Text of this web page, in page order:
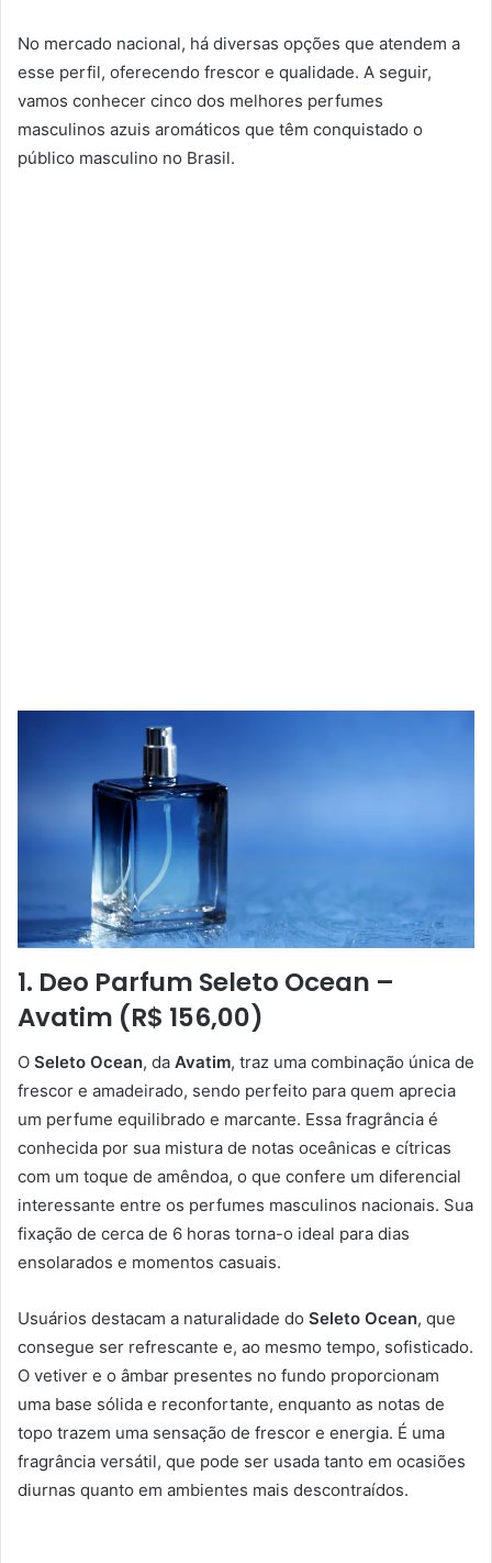
No mercado nacional, há diversas opções que atendem a
esse perfil, oferecendo frescor e qualidade. A seguir,
vamos conhecer cinco dos melhores perfumes
masculinos azuis aromáticos que têm conquistado o
público masculino no Brasil.
1. Deo Parfum Seleto Ocean –
Avatim (R$ 156,00)
O Seleto Ocean, da Avatim, traz uma combinação única de
frescor e amadeirado, sendo perfeito para quem aprecia
um perfume equilibrado e marcante. Essa fragrância é
conhecida por sua mistura de notas oceânicas e cítricas
com um toque de amêndoa, o que confere um diferencial
interessante entre os perfumes masculinos nacionais. Sua
fixação de cerca de 6 horas torna-o ideal para dias
ensolarados e momentos casuais.
Usuários destacam a naturalidade do Seleto Ocean, que
consegue ser refrescante e, ao mesmo tempo, sofisticado.
O vetiver e o âmbar presentes no fundo proporcionam
uma base sólida e reconfortante, enquanto as notas de
topo trazem uma sensação de frescor e energia. É uma
fragrância versátil, que pode ser usada tanto em ocasiões
diurnas quanto em ambientes mais descontraídos.